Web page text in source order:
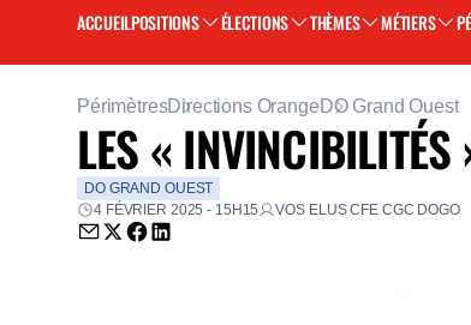
ACCUEILPOSITIONS ÉLECTIONS THÈMES MÉTIERS
PérimètresDirections Orange DO Grand Ouest
LES « INVINCIBILITÉS
DO GRAND OUEST
4 FÉVRIER 2025 - 15H15
VOS ELUS CFE CGC DOGO
Envoyer par email (nouvelle fenêtre)
Partager sur Twitter (nouvelle fenêtre)
Partager sur Facebook (nouvelle
Partager sur LinkedIn (nouvelle